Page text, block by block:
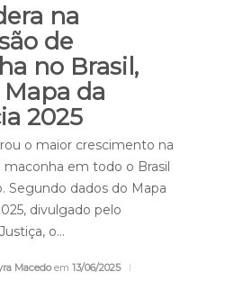
na
de
no Brasil,
da
2025
o maior crescimento na
maconha em todo o Brasil
Segundo dados do Mapa
divulgado pelo
o…
Macedoem 13/06/2025